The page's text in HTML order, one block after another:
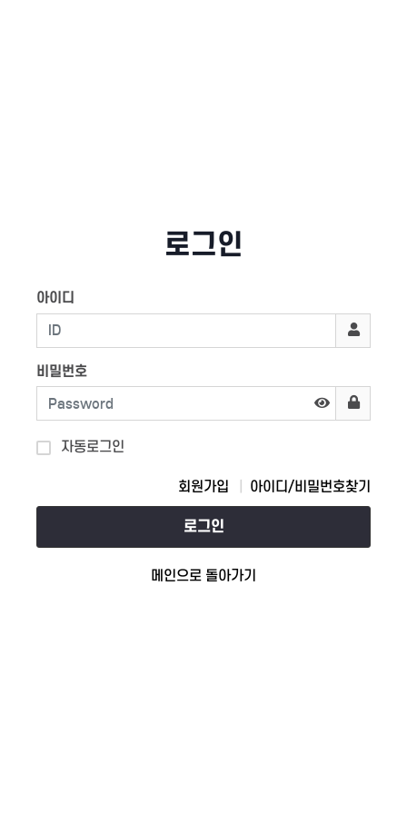
로그인
아이디
비밀번호
자동로그인
회원가입 아이디/비밀번호찾기
로그인
메인으로 돌아가기